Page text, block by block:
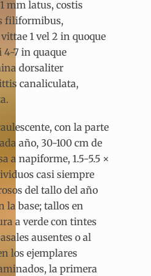
mm latus, costis
filiformibus,
1 vel 2 in quoque
7 in quaque
dorsaliter
canaliculata,
con la parte
año, 30-100 cm de
a napiforme, 1.5-5.5 ×
casi siempre
del tallo del año
la base; tallos en
a verde con tintes
ausentes o al
los ejemplares
la primera